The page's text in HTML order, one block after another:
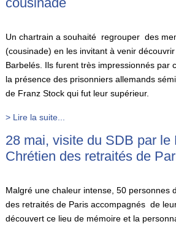
Un chartrain a souhaité regrouper des
(cousinade) en les invitant à venir
Barbelés. Ils furent très impressionnés par
la présence des prisonniers allemands
de Franz Stock qui fut leur supérieur.
> Lire la suite...
28 mai, visite du SDB par le
Chrétien des retraités de
Malgré une chaleur intense, 50 personnes
des retraités de Paris accompagnés de
découvert ce lieu de mémoire et la